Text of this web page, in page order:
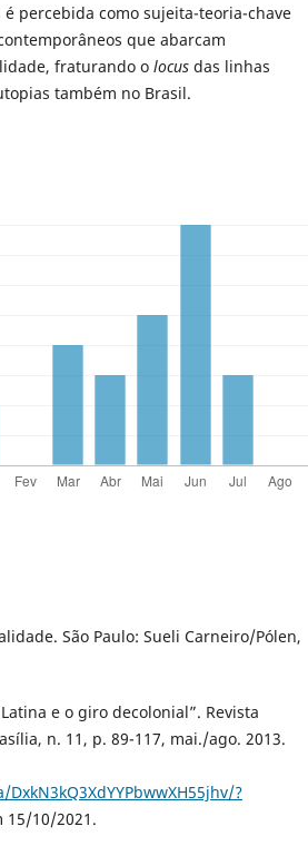
percebida como sujeita-teoria-chave
que abarcam
fraturando o locus das linhas
também no Brasil.
São Paulo: Sueli Carneiro/Pólen,
e o giro decolonial”. Revista
n. 11, p. 89-117, mai./ago. 2013.
?
15/10/2021.